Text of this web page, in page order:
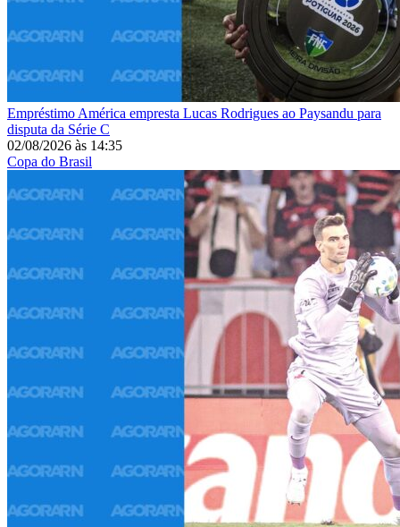
Empréstimo América empresta Lucas Rodrigues ao Paysandu para
disputa da Série C
02/08/2026 às 14:35
Copa do Brasil